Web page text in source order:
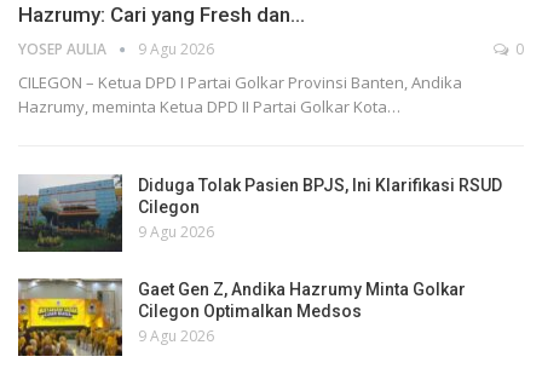
Hazrumy: Cari yang Fresh dan…
YOSEP AULIA 9 Agu 2026 0
CILEGON – Ketua DPD I Partai Golkar Provinsi Banten, Andika
Hazrumy, meminta Ketua DPD II Partai Golkar Kota…
Diduga Tolak Pasien BPJS, Ini Klarifikasi RSUD
Cilegon
9 Agu 2026
Gaet Gen Z, Andika Hazrumy Minta Golkar
Cilegon Optimalkan Medsos
9 Agu 2026